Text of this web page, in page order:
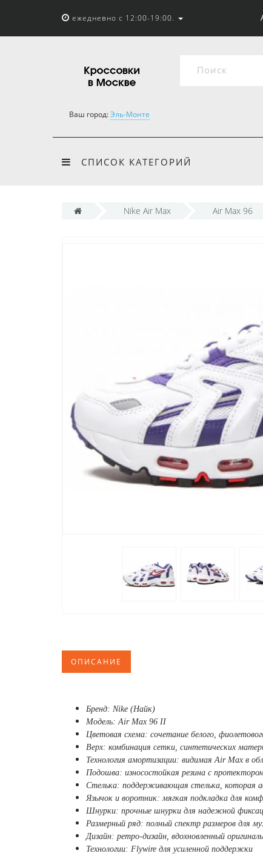
ежедневно с 12:00-19:00.
Ваш город:Эль-Монте
СПИСОК КАТЕГОРИЙ
Nike Air Max Air Max 96
ОПИСАНИЕ
Бренд: Nike (Найк)
Модель: Air Max 96 II
Цветовая схема: сочетание белого,
Верх: комбинация сетки, синтетических
Технология амортизации: видимая Air Max в
Подошва: износостойкая резина с
Стелька: поддерживающая стелька, которая
Язычок и воротник: мягкая подкладка для
Шнурки: прочные шнурки для надежной
Размерный ряд: полный спектр размеров для
Дизайн: ретро-дизайн, вдохновленный
Технологии: Flywire для усиленной поддержки